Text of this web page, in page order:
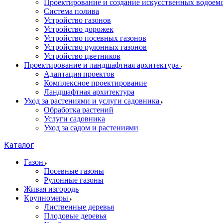
Проектирование и создание искусственных
Система полива
Устройство газонов
Устройство дорожек
Устройство посевных газонов
Устройство рулонных газонов
Устройство цветников
Проектирование и ландшафтная архитектура
Адаптация проектов
Комплексное проектирование
Ландшафтная архитектура
Уход за растениями и услуги садовника
Обработка растений
Услуги садовника
Уход за садом и растениями
Каталог
Газон
Посевные газоны
Рулонные газоны
Живая изгородь
Крупномеры
Лиственные деревья
Плодовые деревья